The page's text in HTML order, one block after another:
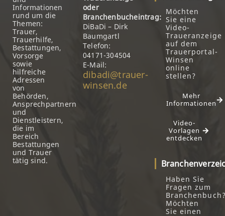
Informationen
rund um die
Themen:
Trauer,
Trauerhilfe,
Bestattungen,
Vorsorge
sowie
hilfreiche
Adressen
von
Behörden,
Ansprechpartnern
und
Dienstleistern,
die im
Bereich
Bestattungen
und Trauer
tätig sind.
oder
Branchenbucheintrag:
DiBaDi – Dirk
Baumgartl
Telefon:
04171-304504
E-Mail:
dibadi@trauer-
winsen.de
Möchten
Sie eine
Video-
Traueranzeige
auf dem
Trauerportal-
Winsen
online
stellen?
Mehr
Informationen
Video-
Vorlagen
entdecken
Haben Sie
Fragen zum
Möchten
Sie einen